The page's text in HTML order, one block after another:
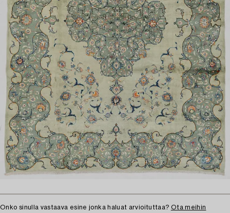
Onko sinulla vastaava esine jonka haluat arvioituttaa? Ota meihin